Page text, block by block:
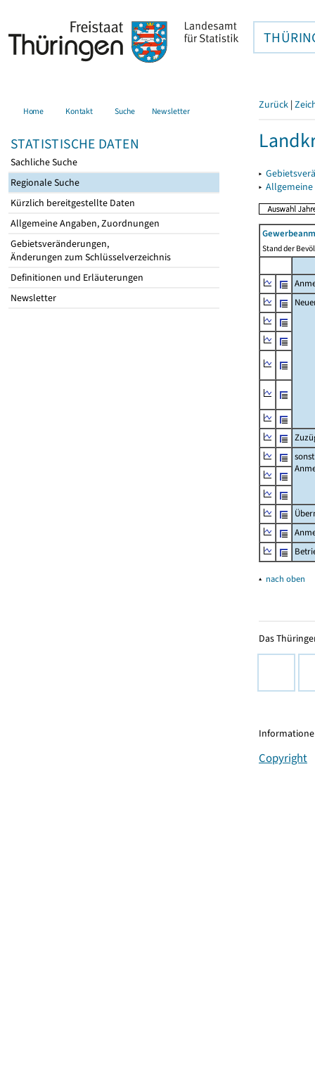
Home Kontakt Suche Newsletter
STATISTISCHE DATEN
Sachliche Suche
Regionale Suche
Kürzlich bereitgestellte Daten
Allgemeine Angaben, Zuordnungen
Gebietsveränderungen,
Änderungen zum Schlüsselverzeichnis
Definitionen und Erläuterungen
Newsletter
Zurück |
▸
▸
Stand der
▴ nach oben
Das
Copyright